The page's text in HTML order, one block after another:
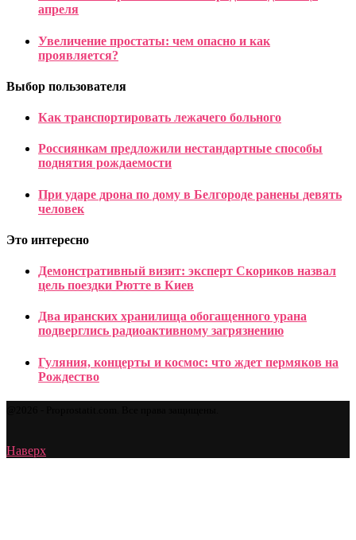
апреля
Увеличение простаты: чем опасно и как
проявляется?
Выбор пользователя
Как транспортировать лежачего больного
Россиянкам предложили нестандартные способы
поднятия рождаемости
При ударе дрона по дому в Белгороде ранены девять
человек
Это интересно
Демонстративный визит: эксперт Скориков назвал
цель поездки Рютте в Киев
Два иранских хранилища обогащенного урана
подверглись радиоактивному загрязнению
Гуляния, концерты и космос: что ждет пермяков на
Рождество
Наверх